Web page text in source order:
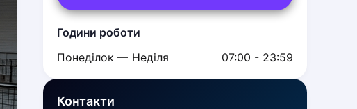
Години роботи
Понеділок — Неділя
07:00 - 23:59
Контакти